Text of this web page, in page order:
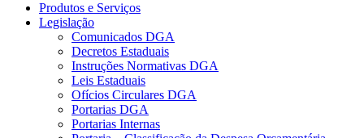
Produtos e Serviços
Legislação
Comunicados DGA
Decretos Estaduais
Instruções Normativas DGA
Leis Estaduais
Ofícios Circulares DGA
Portarias DGA
Portarias Internas